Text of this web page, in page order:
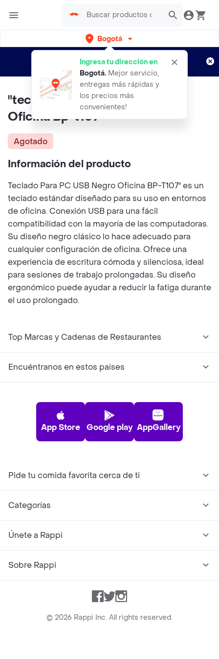
Bogotá
Ingresa tu dirección en
Bogotá. Mejor servicio,
entregas más rápidas y
los precios más
convenientes!
envíos gratis por semanas
Aplican TyC
"teclado Para Pc Usb Negro
Oficina Bp-t107"
Agotado
Información del producto
Teclado Para PC USB Negro Oficina BP-T107" es un
teclado estándar diseñado para su uso en entornos
de oficina. Conexión USB para una fácil
compatibilidad con la mayoría de las computadoras.
Su diseño negro clásico lo hace adecuado para
cualquier configuración de oficina. Ofrece una
experiencia de escritura cómoda y silenciosa, ideal
para sesiones de trabajo prolongadas. Su diseño
ergonómico puede ayudar a reducir la fatiga durante
el uso prolongado.
Top Marcas y Cadenas de Restaurantes
Encuéntranos en estos países
App Store Google play AppGallery
Pide tu comida favorita cerca de ti
Categorías
Únete a Rappi
Sobre Rappi
Facebook
TwitterInstagram
© 2026 Rappi Inc. All rights reserved.